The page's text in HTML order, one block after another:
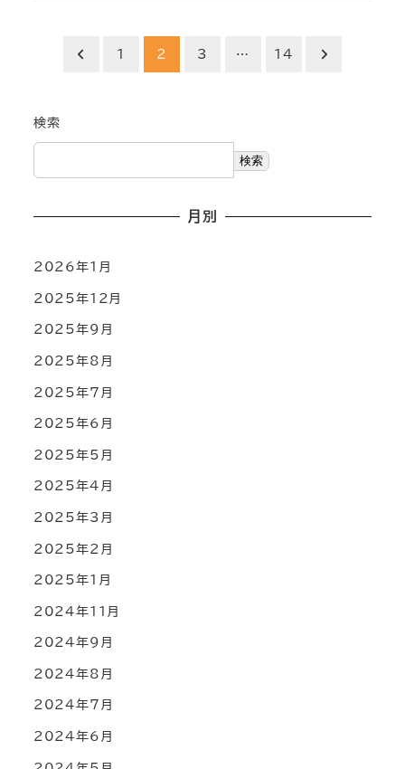
の
送
1 2 3 … 14
検索
検索
月別
2026年1月
2025年12月
2025年9月
2025年8月
2025年7月
2025年6月
2025年5月
2025年4月
2025年3月
2025年2月
2025年1月
2024年11月
2024年9月
2024年8月
2024年7月
2024年6月